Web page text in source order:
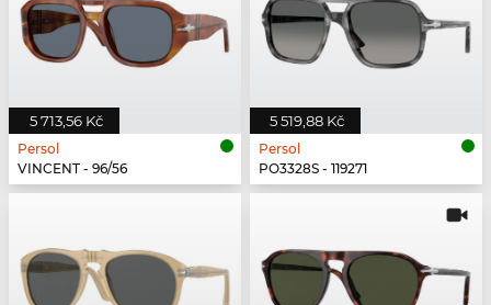
5 713,56 Kč
Persol
VINCENT - 96/56
5 519,88 Kč
Persol
PO3328S - 119271